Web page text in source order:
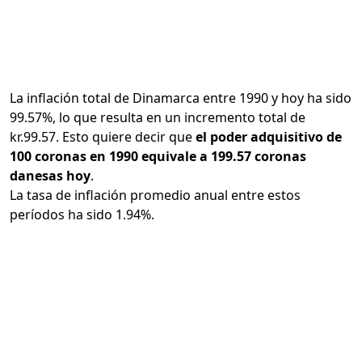
La inflación total de Dinamarca entre 1990 y hoy ha sido
99.57%, lo que resulta en un incremento total de
kr.99.57. Esto quiere decir queel poder adquisitivo de
100 coronas en 1990 equivale a 199.57 coronas
danesas hoy.
La tasa de inflación promedio anual entre estos
períodos ha sido 1.94%.